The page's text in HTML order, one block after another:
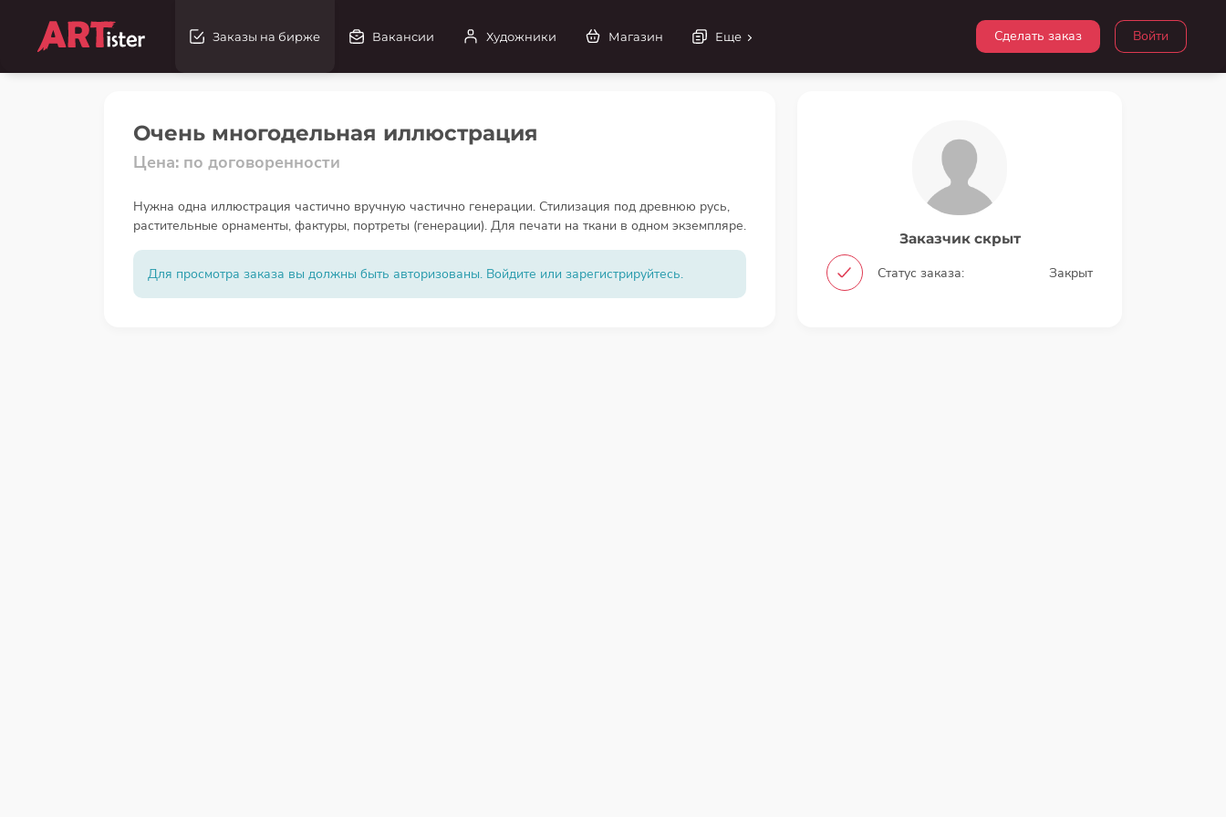
Войти
Сделать заказ
Заказы на бирже Вакансии Художники Магазин Еще
Очень многодельная иллюстрация
Цена: по договоренности
Нужна одна иллюстрация частично вручную частично генерации. Стилизация под древнюю русь,
растительные орнаменты, фактуры, портреты (генерации). Для печати на ткани в одном экземпляре.
Для просмотра заказа вы должны быть авторизованы. Войдите или зарегистрируйтесь.
Заказчик скрыт
Статус заказа:
Закрыт